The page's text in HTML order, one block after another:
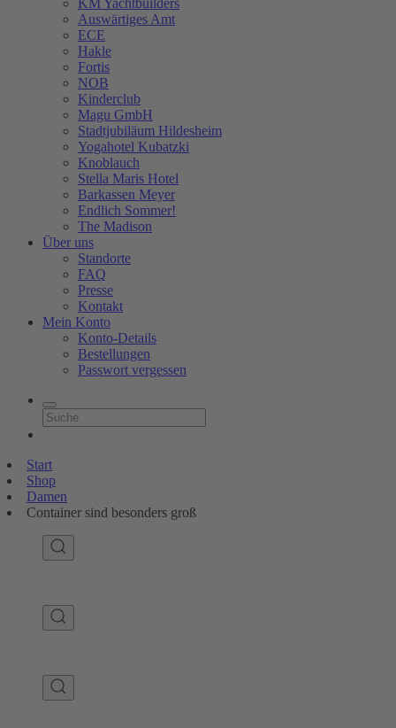
KM Yachtbuilders
Auswärtiges Amt
ECE
Hakle
Fortis
NOB
Kinderclub
Magu GmbH
Stadtjubiläum Hildesheim
Yogahotel Kubatzki
Knoblauch
Stella Maris Hotel
Barkassen Meyer
Endlich Sommer!
The Madison
Über uns
Standorte
FAQ
Presse
Kontakt
Mein Konto
Konto-Details
Bestellungen
Passwort vergessen
Start
Shop
Damen
Container sind besonders groß